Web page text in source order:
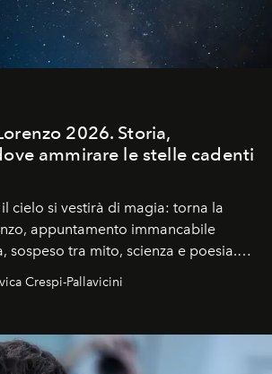
2026. Storia,
ammirare le stelle cadenti
cielo si vestirà di magia: torna la
, appuntamento immancabile
sospeso tra mito, scienza e poesia.
cui gli occhi si alzano verso la volta
il passaggio delle
più segreti
Crespi-Pallavicini